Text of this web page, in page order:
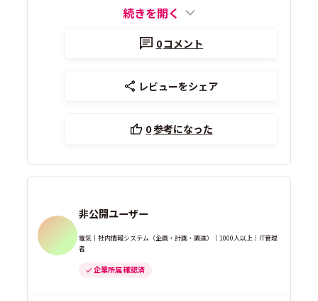
続きを開く
0コメント
レビューをシェア
0参考になった
非公開ユーザー
電気｜社内情報システム（企画・計画・調達）｜1000人以上｜IT管理
者
企業所属 確認済